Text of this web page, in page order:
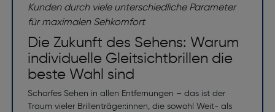
Die Zukunft des Sehens: Warum
individuelle Gleitsichtbrillen die
beste Wahl sind
Scharfes Sehen in allen Entfernungen – das ist der
Traum vieler Brillenträger:innen, die sowohl Weit- als